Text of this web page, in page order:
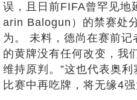
误，且日前FIFA曾罕见地
arin Balogun）的禁赛处
为。 未料，德尚在赛前记
的黄牌没有任何改变，我
维持原判。”这也代表奥
比赛中再吃牌，将无缘4强